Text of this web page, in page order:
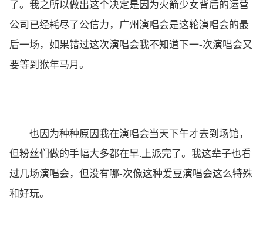
了。我之所以做出这个决定是因为火箭少女背后的运营
公司已经耗尽了公信力，广州演唱会是这轮演唱会的最
后一场，如果错过这次演唱会我不知道下一-次演唱会又
要等到猴年马月。
也因为种种原因我在演唱会当天下午才去到场馆，
但粉丝们做的手幅大多都在早.上派完了。我这辈子也看
过几场演唱会，但没有哪-次像这种爱豆演唱会这么特殊
和好玩。